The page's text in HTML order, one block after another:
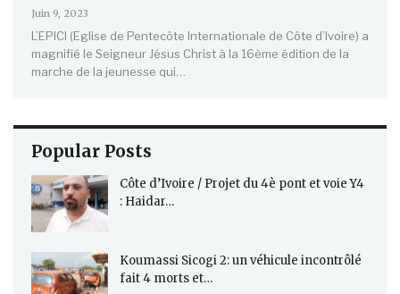
Juin 9, 2023
L’EPICI (Eglise de Pentecôte Internationale de Côte d’Ivoire) a
magnifié le Seigneur Jésus Christ à la 16ème édition de la
marche de la jeunesse qui…
Popular Posts
Côte d’Ivoire / Projet du 4è pont et voie Y4
: Haidar…
Koumassi Sicogi 2: un véhicule incontrôlé
fait 4 morts et…